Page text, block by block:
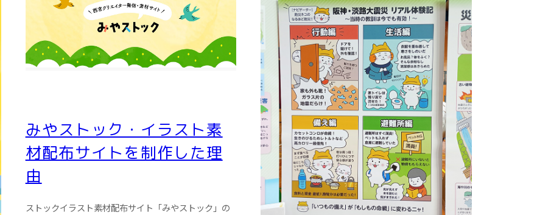
みやストック・イラスト素
材配布サイトを制作した理
由
ストックイラスト素材配布サイト「みやストック」の